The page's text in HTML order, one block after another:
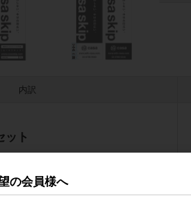
内訳
ット
ット
の会員様へ